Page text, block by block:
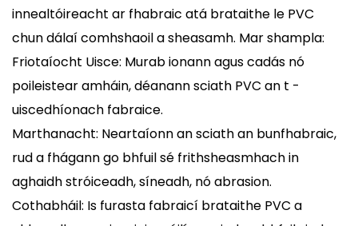
innealtóireacht ar fhabraic atá brataithe le PVC
chun dálaí comhshaoil ​​a sheasamh. Mar shampla:
Friotaíocht Uisce: Murab ionann agus cadás nó
poileistear amháin, déanann sciath PVC an t -
uiscedhíonach fabraice.
Marthanacht: Neartaíonn an sciath an bunfhabraic,
rud a fhágann go bhfuil sé frithsheasmhach in
aghaidh stróiceadh, síneadh, nó abrasion.
Cothabháil: Is furasta fabraicí brataithe PVC a